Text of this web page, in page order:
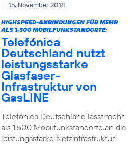
15. November 2018
HIGHSPEED-ANBINDUNGEN FÜR MEHR
ALS 1.500 MOBILFUNKSTANDORTE:
Telefónica
Deutschland nutzt
leistungsstarke
Glasfaser-
Infrastruktur von
GasLINE
Telefónica Deutschland lässt mehr
als 1.500 Mobilfunkstandorte an die
leistungsstarke Netzinfrastruktur